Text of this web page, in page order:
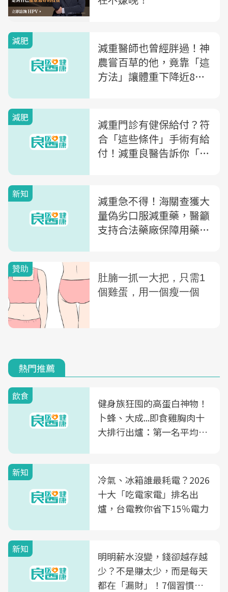
減肥
減重醫師也曾經胖過！神
農嘗百草的他，竟靠「這
方法」讓體重下降近8公
減肥
減重門診有健保給付？符
合「這些條件」手術有給
付！減重良醫告訴你「減
新知
減重急不得！海關查獲大
量偽劣口服減重藥，醫籲
支持合法藥廠保障用藥安
熱門推薦
飲食
健身族狂囤的高蛋白神物！
卜蜂、大成...即食雞胸肉十
大排行出爐：第一名平均一
新知
冷氣、冰箱誰最耗電？2026
十大「吃電家電」排名出
爐，台電教你省下15％電力
新知
明明薪水沒變，錢卻越存越
少？不是賺太少，而是每天
都在「漏財」！7個習慣一